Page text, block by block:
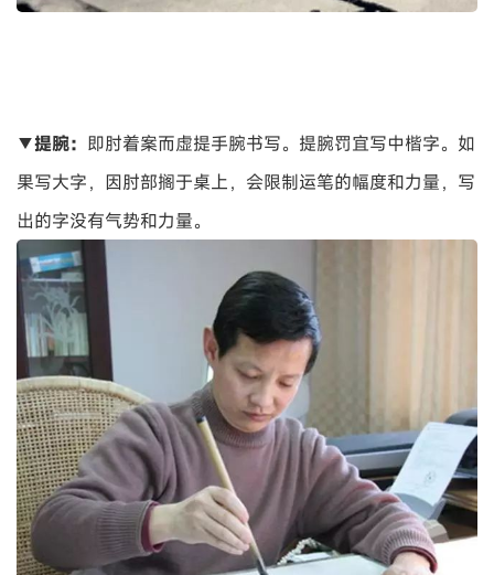
▼提腕： 即肘着案而虚提手腕书写。提腕罚宜写中楷字。如
果写大字，因肘部搁于桌上，会限制运笔的幅度和力量，写
出的字没有气势和力量。